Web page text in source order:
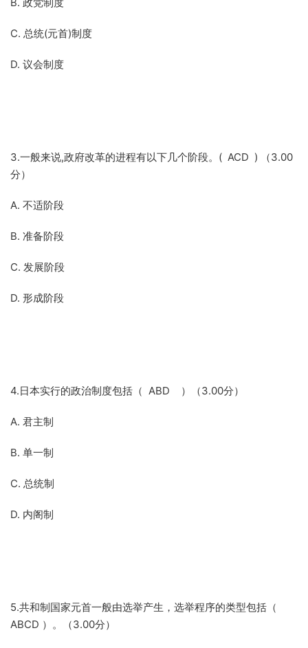
C. 总统(元首)制度
D. 议会制度
3.一般来说,政府改革的进程有以下几个阶段。( ACD ) （3.00
分）
A. 不适阶段
B. 准备阶段
C. 发展阶段
D. 形成阶段
4.日本实行的政治制度包括（ ABD ）（3.00分）
A. 君主制
B. 单一制
C. 总统制
D. 内阁制
5.共和制国家元首一般由选举产生，选举程序的类型包括（
ABCD ）。（3.00分）